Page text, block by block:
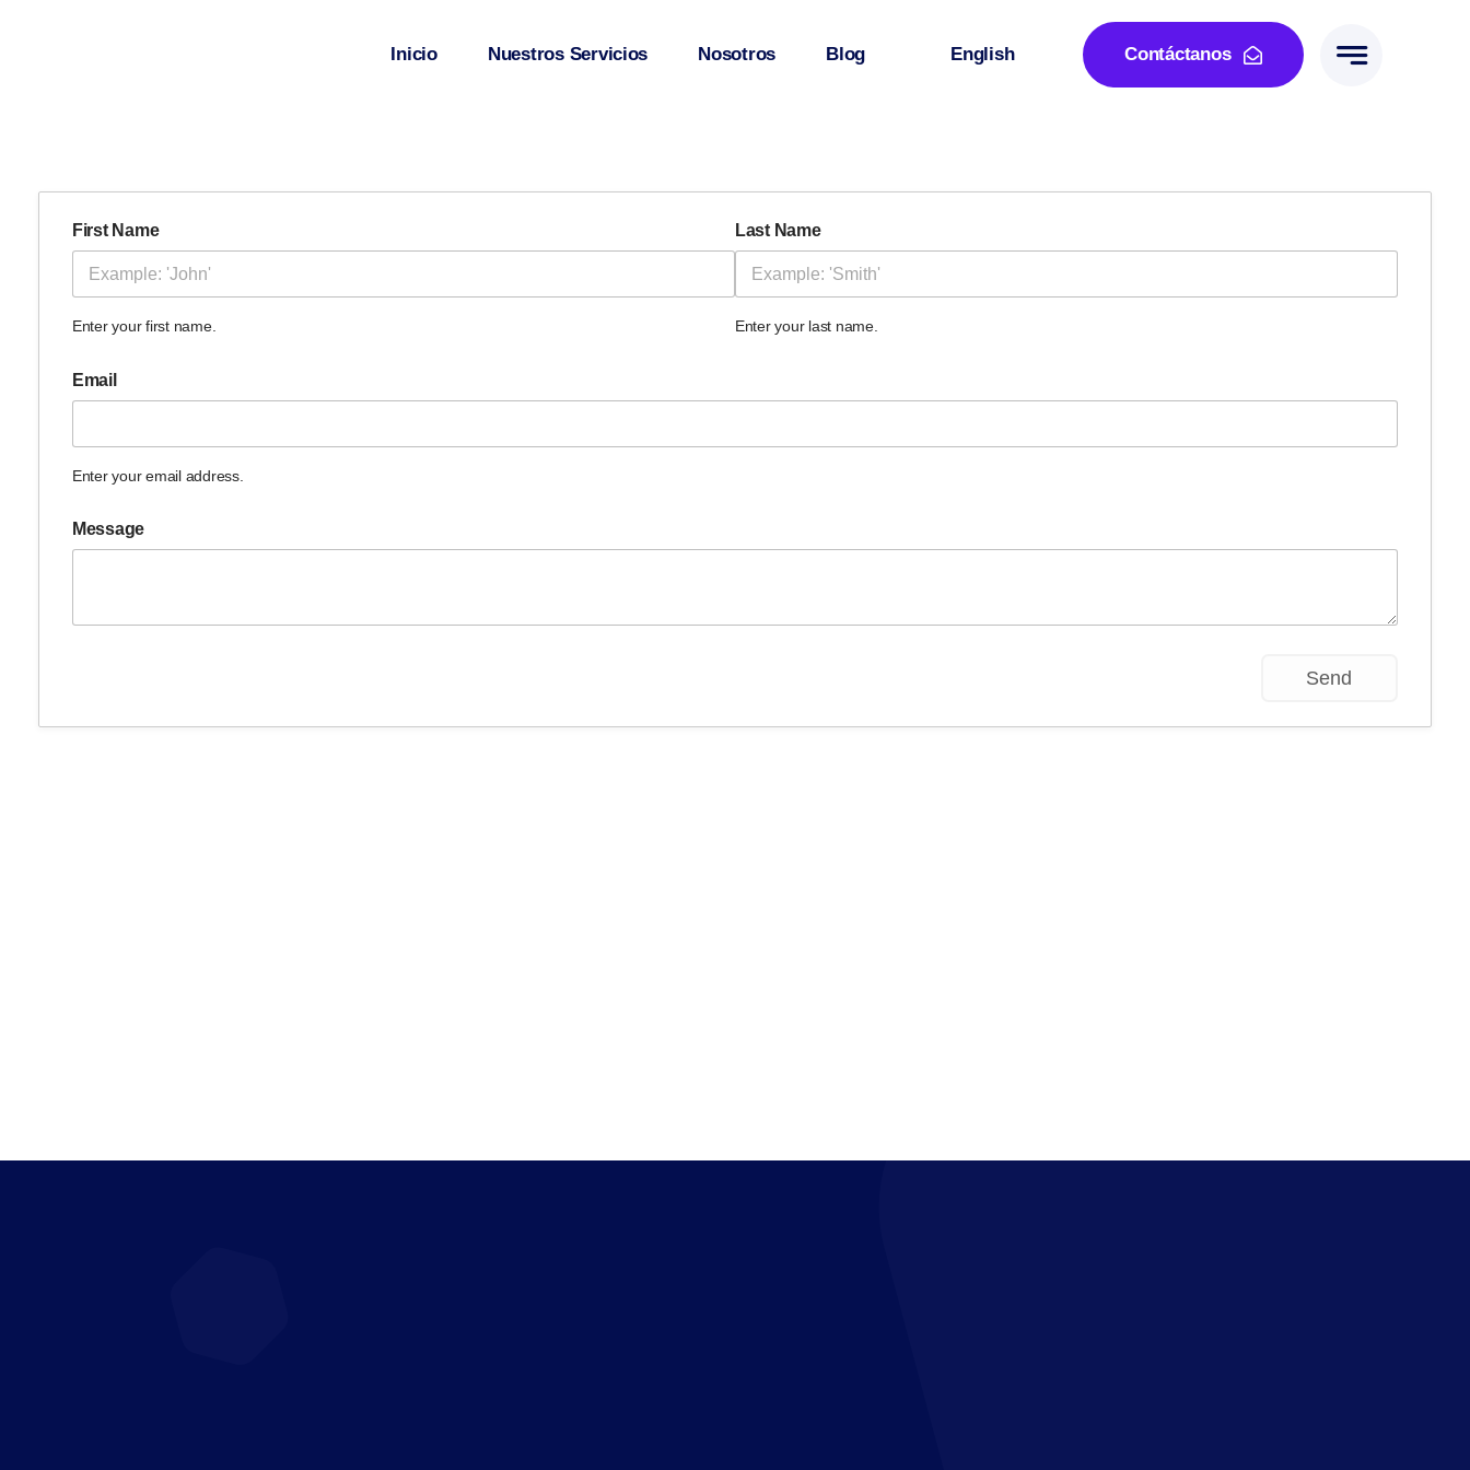
Inicio Nuestros Servicios Nosotros Blog English Contáctanos
First Name
Enter your first name.
Last Name
Enter your last name.
Email
Enter your email address.
Message